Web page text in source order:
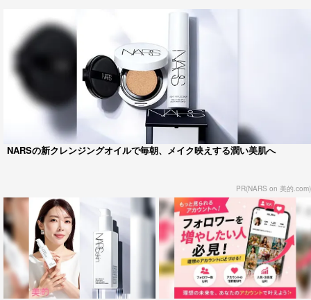
NARSの新クレンジングオイルで毎朝、メイク映えする潤い美肌へ
PR(NARS on 美的.com)